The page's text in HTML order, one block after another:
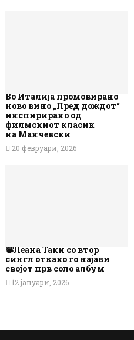
Во Италија промовирано
ново вино „Пред дождот“
инспирирано од
филмскиот класик
на Манчевски
20 февруари, 2026
📽️Леана Таќи со втор
сингл откако го најави
својот прв соло албум
12 јануари, 2026